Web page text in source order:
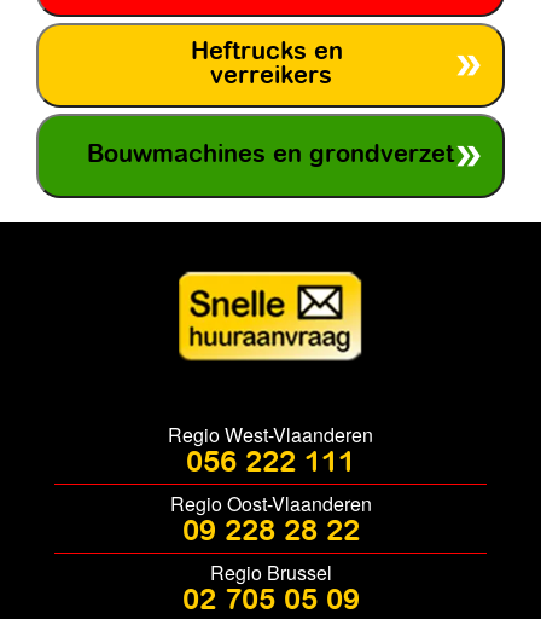
Heftrucks en
verreikers
Bouwmachines en grondverzet
Regio West-Vlaanderen
056 222 111
Regio Oost-Vlaanderen
09 228 28 22
Regio Brussel
02 705 05 09